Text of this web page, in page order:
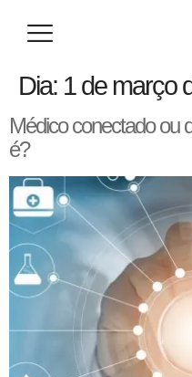
Dia: 1 de março
Médico conectado ou
é?